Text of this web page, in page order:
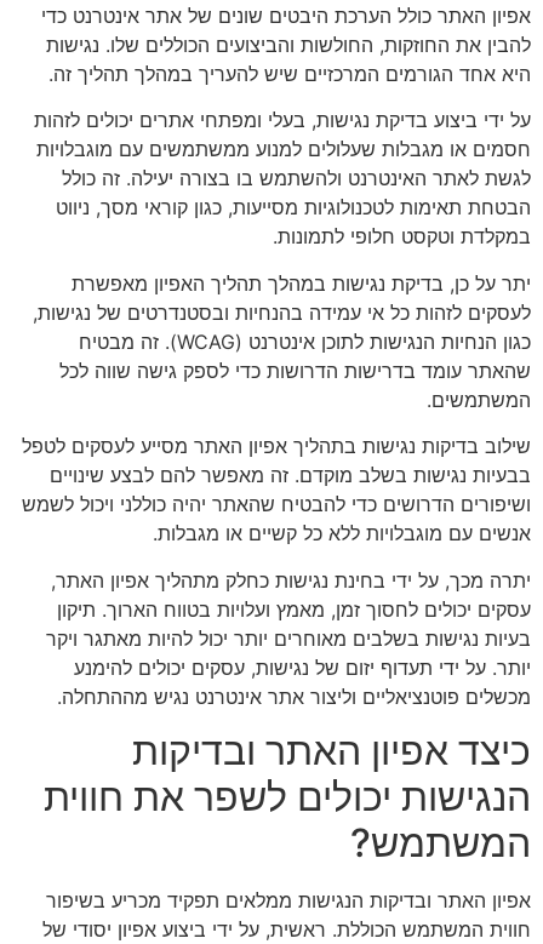
אפיון האתר כולל הערכת היבטים שונים של אתר אינטרנט כדי
להבין את החוזקות, החולשות והביצועים הכוללים שלו. נגישות
היא אחד הגורמים המרכזיים שיש להעריך במהלך תהליך זה.
על ידי ביצוע בדיקת נגישות, בעלי ומפתחי אתרים יכולים לזהות
חסמים או מגבלות שעלולים למנוע ממשתמשים עם מוגבלויות
לגשת לאתר האינטרנט ולהשתמש בו בצורה יעילה. זה כולל
הבטחת תאימות לטכנולוגיות מסייעות, כגון קוראי מסך, ניווט
במקלדת וטקסט חלופי לתמונות.
יתר על כן, בדיקת נגישות במהלך תהליך האפיון מאפשרת
לעסקים לזהות כל אי עמידה בהנחיות ובסטנדרטים של נגישות,
כגון הנחיות הנגישות לתוכן אינטרנט (WCAG). זה מבטיח
שהאתר עומד בדרישות הדרושות כדי לספק גישה שווה לכל
המשתמשים.
שילוב בדיקות נגישות בתהליך אפיון האתר מסייע לעסקים לטפל
בבעיות נגישות בשלב מוקדם. זה מאפשר להם לבצע שינויים
ושיפורים הדרושים כדי להבטיח שהאתר יהיה כוללני ויכול לשמש
אנשים עם מוגבלויות ללא כל קשיים או מגבלות.
יתרה מכך, על ידי בחינת נגישות כחלק מתהליך אפיון האתר,
עסקים יכולים לחסוך זמן, מאמץ ועלויות בטווח הארוך. תיקון
בעיות נגישות בשלבים מאוחרים יותר יכול להיות מאתגר ויקר
יותר. על ידי תעדוף יזום של נגישות, עסקים יכולים להימנע
מכשלים פוטנציאליים וליצור אתר אינטרנט נגיש מההתחלה.
כיצד אפיון האתר ובדיקות
הנגישות יכולים לשפר את חווית
המשתמש?
אפיון האתר ובדיקות הנגישות ממלאים תפקיד מכריע בשיפור
חווית המשתמש הכוללת. ראשית, על ידי ביצוע אפיון יסודי של